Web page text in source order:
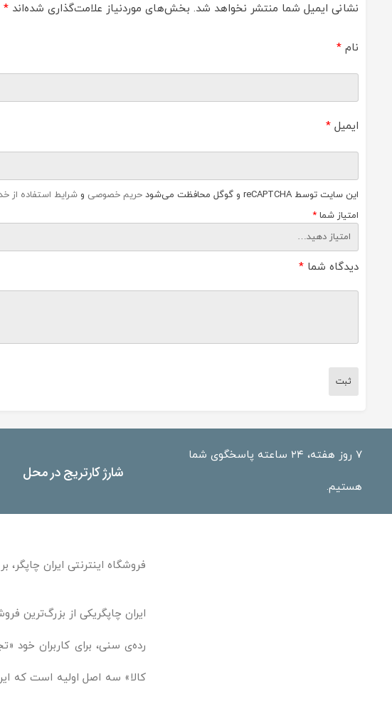
نشانی ایمیل شما منتشر نخواهد شد. بخش‌های موردنیاز علامت‌گذاری شده‌اند *
نام *
ایمیل *
این سایت توسط reCAPTCHA و گوگل محافظت می‌شود حریم خصوصی و شرایط استفاده از
امتیاز شما *
دیدگاه شما *
۷ روز هفته، ۲۴ ساعته پاسخگوی شما
هستیم.
شارژ کارتریج در محل
فروشگاه اینترنتی ایران
ایران چاپگریکی از بزرگ‌ترین
رده‌ی سنی، برای کاربران
کالا» سه اصل اولیه است که